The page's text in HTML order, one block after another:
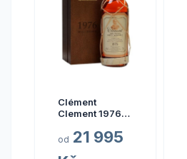
Clément
Clement 1976
od 21 995